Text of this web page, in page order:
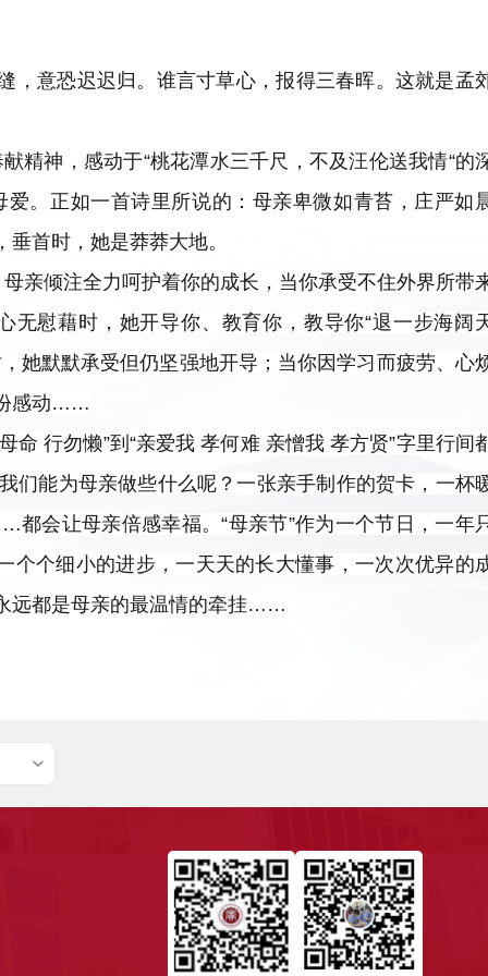
，意恐迟迟归。谁言寸草心，报得三春晖。这就是孟
精神，感动于“桃花潭水三千尺，不及汪伦送我情“的
。正如一首诗里所说的：母亲卑微如青苔，庄严如
首时，她是莽莽大地。
亲倾注全力呵护着你的成长，当你承受不住外界所带
慰藉时，她开导你、教育你，教导你“退一步海阔
她默默承受但仍坚强地开导；当你因学习而疲劳、心
份感动……
行勿懒”到“亲爱我 孝何难 亲憎我 孝方贤”字里行间
们能为母亲做些什么呢？一张亲手制作的贺卡，一杯
会让母亲倍感幸福。“母亲节”作为一个节日，一年
个个细小的进步，一天天的长大懂事，一次次优异的
远都是母亲的最温情的牵挂……